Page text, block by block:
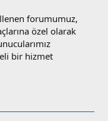
forumumuz,
özel olarak
bir hizmet